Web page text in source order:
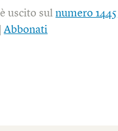
uscito sulnumero 1445
|Abbonati